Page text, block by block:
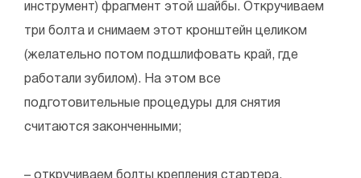
инструмент) фрагмент этой шайбы. Откручиваем
три болта и снимаем этот кронштейн целиком
(желательно потом подшлифовать край, где
работали зубилом). На этом все
подготовительные процедуры для снятия
считаются законченными;
– откручиваем болты крепления стартера.